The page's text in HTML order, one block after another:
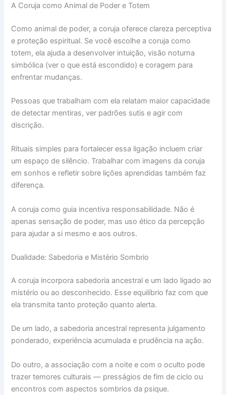
A Coruja como Animal de Poder e Totem
Como animal de poder, a coruja oferece clareza perceptiva
e proteção espiritual. Se você escolhe a coruja como
totem, ela ajuda a desenvolver intuição, visão noturna
simbólica (ver o que está escondido) e coragem para
enfrentar mudanças.
Pessoas que trabalham com ela relatam maior capacidade
de detectar mentiras, ver padrões sutis e agir com
discrição.
Rituais simples para fortalecer essa ligação incluem criar
um espaço de silêncio. Trabalhar com imagens da coruja
em sonhos e refletir sobre lições aprendidas também faz
diferença.
A coruja como guia incentiva responsabilidade. Não é
apenas sensação de poder, mas uso ético da percepção
para ajudar a si mesmo e aos outros.
Dualidade: Sabedoria e Mistério Sombrio
A coruja incorpora sabedoria ancestral e um lado ligado ao
mistério ou ao desconhecido. Esse equilíbrio faz com que
ela transmita tanto proteção quanto alerta.
De um lado, a sabedoria ancestral representa julgamento
ponderado, experiência acumulada e prudência na ação.
Do outro, a associação com a noite e com o oculto pode
trazer temores culturais — presságios de fim de ciclo ou
encontros com aspectos sombrios da psique.